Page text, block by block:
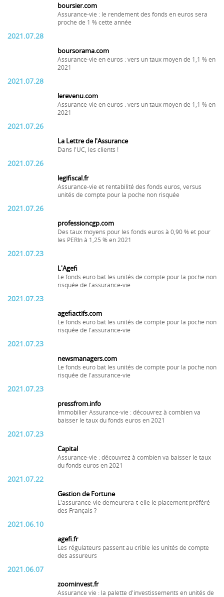
boursier.com
Assurance-vie : le rendement des fonds en euros sera
proche de 1 % cette année
2021.07.28
boursorama.com
Assurance-vie en euros : vers un taux moyen de 1,1 % en
2021
2021.07.28
lerevenu.com
Assurance-vie en euros : vers un taux moyen de 1,1 % en
2021
2021.07.26
La Lettre de l'Assurance
Dans l'UC, les clients !
2021.07.26
legifiscal.fr
Assurance-vie et rentabilité des fonds euros, versus
unités de compte pour la poche non risquée
2021.07.26
professioncgp.com
Des taux moyens pour les fonds euros à 0,90 % et pour
les PERIn à 1,25 % en 2021
2021.07.23
L'Agefi
Le fonds euro bat les unités de compte pour la poche non
risquée de l'assurance-vie
2021.07.23
agefiactifs.com
Le fonds euro bat les unités de compte pour la poche non
risquée de l'assurance-vie
2021.07.23
newsmanagers.com
Le fonds euro bat les unités de compte pour la poche non
risquée de l'assurance-vie
2021.07.23
pressfrom.info
Immobilier Assurance-vie : découvrez à combien va
baisser le taux du fonds euros en 2021
2021.07.23
Capital
Assurance-vie : découvrez à combien va baisser le taux
du fonds euros en 2021
2021.07.22
Gestion de Fortune
L'assurance-vie demeurera-t-elle le placement préféré
des Français ?
2021.06.10
agefi.fr
Les régulateurs passent au crible les unités de compte
des assureurs
2021.06.07
zoominvest.fr
Assurance vie : la palette d'investissements en unités de